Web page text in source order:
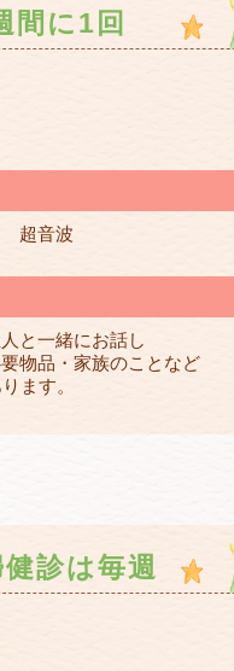
間に1回
超音波
と一緒にお話し
物品・家族のことなど
ます。
診は毎週